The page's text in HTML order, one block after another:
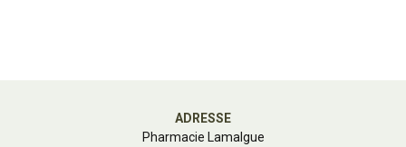
ADRESSE
Pharmacie Lamalgue